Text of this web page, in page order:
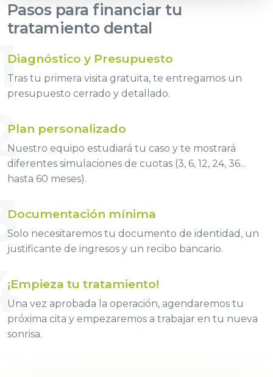
Pasos para financiar tu
tratamiento dental
Diagnóstico y Presupuesto
Tras tu primera visita gratuita, te entregamos un
presupuesto cerrado y detallado.
Plan personalizado
Nuestro equipo estudiará tu caso y te mostrará
diferentes simulaciones de cuotas (3, 6, 12, 24, 36...
hasta 60 meses).
Documentación mínima
Solo necesitaremos tu documento de identidad, un
justificante de ingresos y un recibo bancario.
¡Empieza tu tratamiento!
Una vez aprobada la operación, agendaremos tu
próxima cita y empezaremos a trabajar en tu nueva
sonrisa.